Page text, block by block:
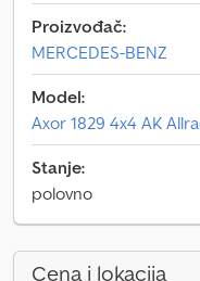
Proizvođač:
MERCEDES-BENZ
Model:
Axor 1829 4x4 AK
Stanje:
polovno
Cena i lokacija